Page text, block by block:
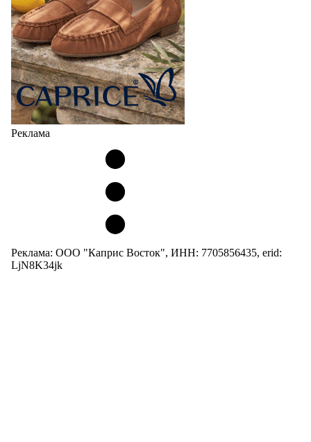
Реклама
Реклама: ООО "Каприс Восток", ИНН: 7705856435, erid:
LjN8K34jk